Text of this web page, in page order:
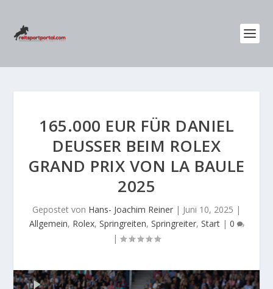
165.000 EUR FÜR DANIEL
DEUSSER BEIM ROLEX
GRAND PRIX VON LA BAULE
2025
Gepostet von Hans- Joachim Reiner | Juni 10, 2025 |
Allgemein, Rolex, Springreiten, Springreiter, Start| 0
|